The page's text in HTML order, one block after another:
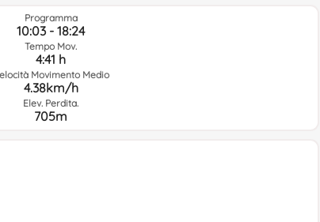
Programma
10:03 - 18:24
Tempo Mov.
4:41 h
Movimento Medio
4.38km/h
Elev. Perdita.
705m